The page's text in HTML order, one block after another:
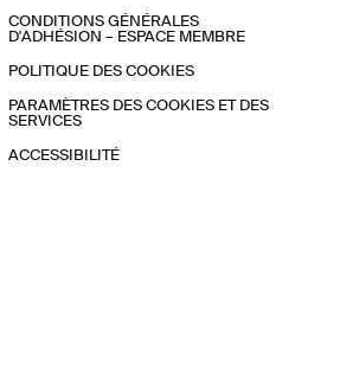
CONDITIONS GÉNÉRALES
D'ADHÉSION – ESPACE MEMBRE
POLITIQUE DES COOKIES
PARAMÈTRES DES COOKIES ET DES
SERVICES
ACCESSIBILITÉ